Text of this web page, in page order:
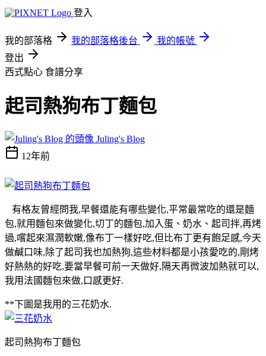
登入
我的部落格 我的部落格後台
我的帳號
登出
西式點心 食譜分享
起司熱狗布丁麵包
Juling's Blog
12年前
有格友曾經問我,早餐還能有哪些變化,平常最常吃的還是麵
包,就用麵包來做變化,切丁的麵包,加入蛋、奶水、起司拌,再烤
過,嚐起來濕潤軟嫩,像布丁一樣好吃,但比布丁更有飽足感,今天
做鹹口味,除了起司我也加熱狗,這些材料都是小孩愛吃的,剛烤
好熱熱的好吃,要當早餐可前一天做好,隔天再微波加熱就可以,
我用法國麵包來做,口感更好.
**下圖是我用的三花奶水.
起司熱狗布丁麵包